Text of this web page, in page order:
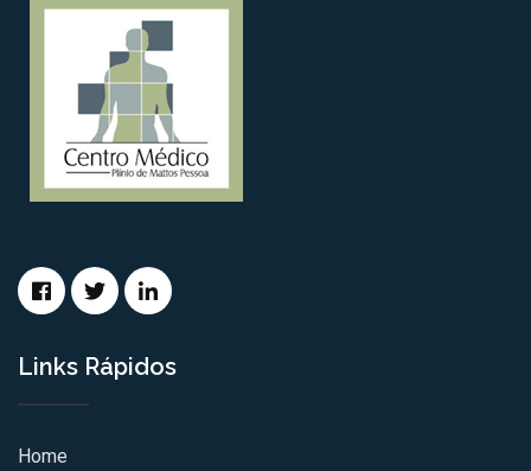
Links Rápidos
Home